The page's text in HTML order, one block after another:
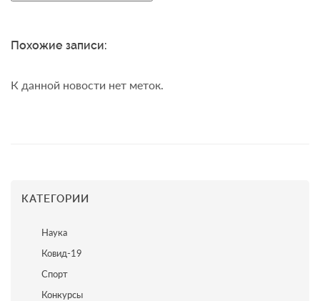
Похожие записи:
К данной новости нет меток.
КАТЕГОРИИ
Наука
Ковид-19
Спорт
Конкурсы